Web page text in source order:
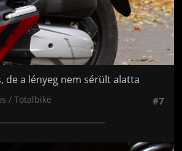
de a lényeg nem sérült alatta
/ Totalbike #7